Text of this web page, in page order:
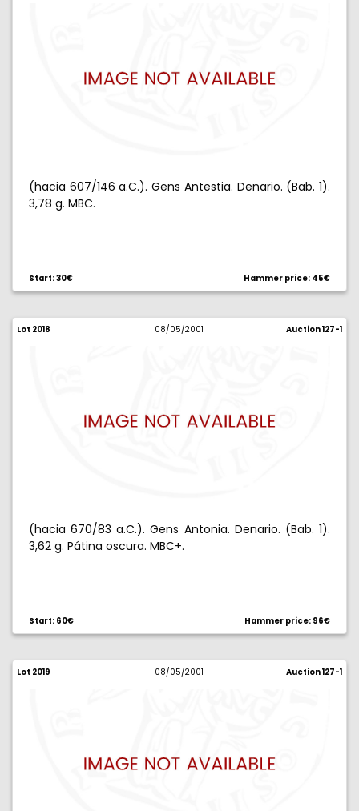
(hacia 607/146 a.C.). Gens Antestia. Denario. (Bab. 1).
3,78 g. MBC.
Start: 30€ Hammer price: 45€
Lot 2018 08/05/2001 Auction 127-1
(hacia 670/83 a.C.). Gens Antonia. Denario. (Bab. 1).
3,62 g. Pátina oscura. MBC+.
Start: 60€ Hammer price: 96€
Lot 2019 08/05/2001 Auction 127-1